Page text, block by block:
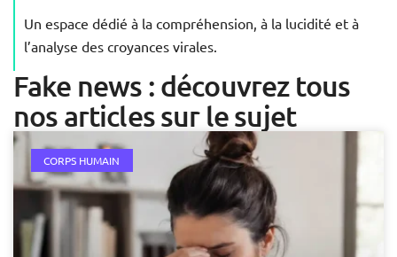
Un espace dédié à la compréhension, à la lucidité et à
l’analyse des croyances virales.
Fake news : découvrez tous
nos articles sur le sujet
CORPS HUMAIN